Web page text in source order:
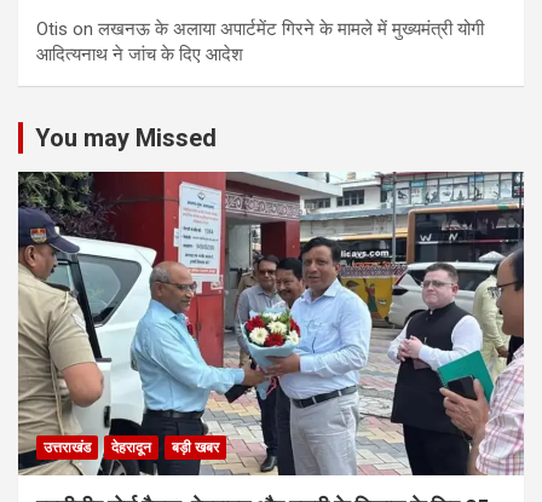
Otis onलखनऊ के अलाया अपार्टमेंट गिरने के मामले में मुख्‍यमंत्री योगी
आद‍ित्‍यनाथ ने जांच के द‍िए आदेश
You may Missed
उत्तराखंड देहरादून बड़ी खबर